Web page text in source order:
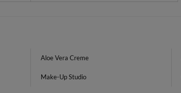
Aloe Vera Creme
Make-Up Studio